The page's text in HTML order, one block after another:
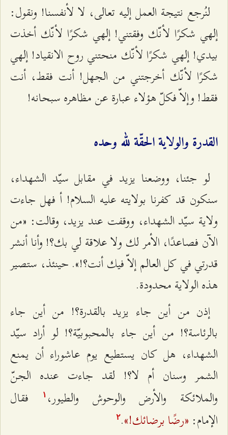
لنُرجع نتيجة العمل إليه تعالى، لا لأنفسنا! ونقول:
إلهي شكرًا لأنّك وفقتني! إلهي شكرًا لأنّك أخذت
بيدي! إلهي شكرًا لأنّك منحتني روح الانقياد! إلهي
شكرًا لأنّك أخرجتني من الجهل! أنت فقط، أنت
فقط! وإلاّ فكلّ هؤلاء عبارة عن مظاهره سبحانه!
القدرة والولاية الحقّة لله وحده
لو جئنا، ووضعنا يزيد في مقابل سيّد الشهداء،
سنكون قد كفرنا بولايته عليه السلام! أ فهل جاءت
ولاية سيّد الشهداء، ووقفت عند يزيد، وقالت: «من
الآن فصاعدًا، الأمر لك ولا علاقة لي بك؟! وأنا أنشر
قدرتي في كل العالم إلاّ فيك أنت؟!». حينئذ، ستصير
هذه الولاية محدودة.
إذن من أين جاء يزيد بالقدرة؟! من أين جاء
بالرئاسة؟! من أين جاء بالمحبوبيّة؟! لو أراد سيّد
الشهداء، هل كان يستطيع يوم عاشوراء أن يمنع
الشمر وسنان أم لا؟! لقد جاءت عنده الجنّ
والملائكة والأرض والوحوش والطيور، ۱
فقال
الإمام: «رضًا برضائك!».٢